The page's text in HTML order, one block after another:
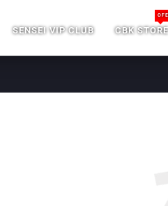
SENSEI VIP CLUB CBK STORE